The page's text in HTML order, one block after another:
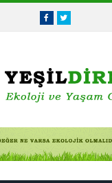
FacebookTwitter